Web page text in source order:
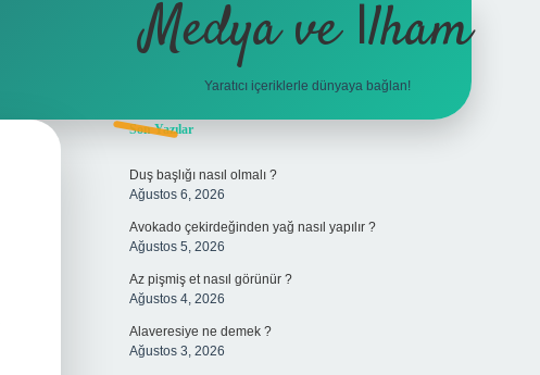
Medya ve İlham
Yaratıcı içeriklerle dünyaya bağlan!
Sidebar
Son Yazılar
Duş başlığı nasıl olmalı ?
Ağustos 6, 2026
Avokado çekirdeğinden yağ nasıl yapılır ?
Ağustos 5, 2026
Az pişmiş et nasıl görünür ?
Ağustos 4, 2026
Alaveresiye ne demek ?
Ağustos 3, 2026